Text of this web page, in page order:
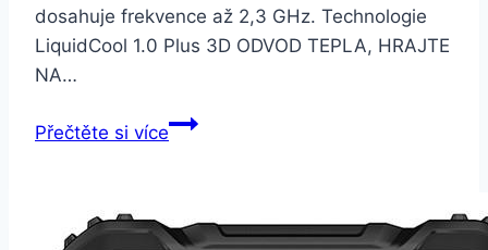
dosahuje frekvence až 2,3 GHz. Technologie
LiquidCool 1.0 Plus 3D ODVOD TEPLA, HRAJTE
NA…
Přečtěte si víceXiaomi
6GB/128GB